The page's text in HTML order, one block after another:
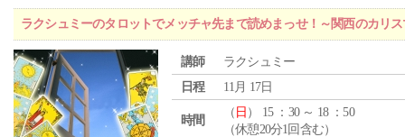
ラクシュミーのタロットでメッチャ先まで読めまっせ！～関西のカリ
講師
ラクシュミー
日程
11月 17日
時間
（ 日 ） 15 ：30 ～ 18 ：50
（休憩20分1回含む）